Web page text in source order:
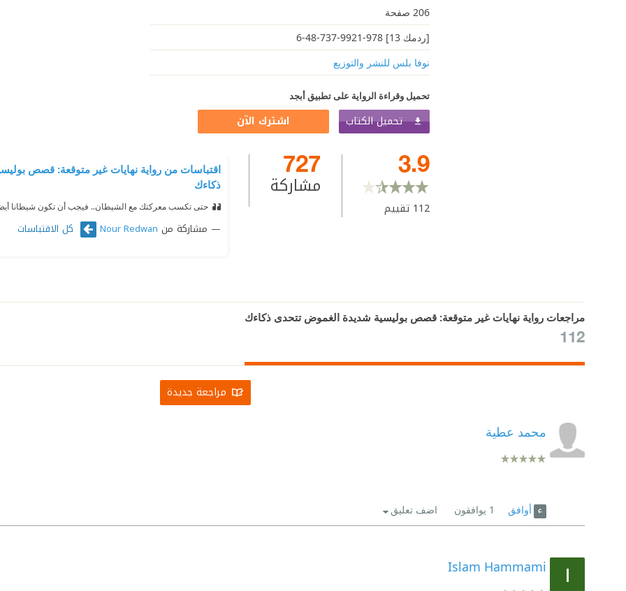
206 صفحة
[ردمك 13] 978-9921-737-48-6
نوفا بلس للنشر والتوزيع
تحميل وقراءة الرواية على تطبيق أبجد
تحميل الكتاب اشترك الآن
3.9
112 تقييم
727
مشاركة
اقتباسات من رواية نهايات غير متوقعة: قصص
ذكاءك
حتى تكسب معركتك مع الشيطان.. فيجب أن تكون شيطانا
مشاركة من Nour Redwan كل الاقتباسات
مراجعات رواية نهايات غير متوقعة: قصص بوليسية شديدة الغموض تتحدى ذكاءك
112
مراجعة جديدة
محمد عطية
أوافق 1 يوافقون اضف تعليق
Islam Hammami